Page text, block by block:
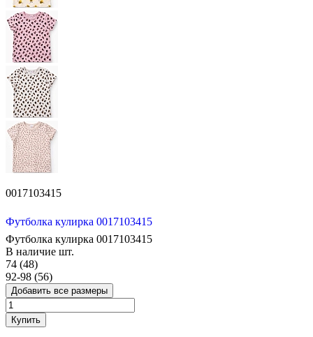
0017103415
Футболка кулирка 0017103415
Футболка кулирка 0017103415
В наличие шт.
74 (48)
92-98 (56)
Добавить все размеры
Купить